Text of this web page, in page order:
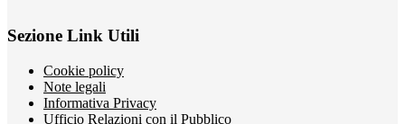
Sezione Link Utili
Cookie policy
Note legali
Informativa Privacy
Ufficio Relazioni con il Pubblico